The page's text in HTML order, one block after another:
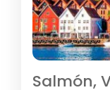
Salmón,